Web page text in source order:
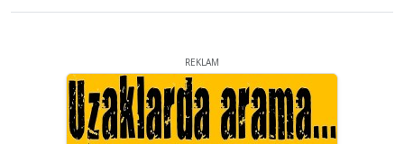
REKLAM